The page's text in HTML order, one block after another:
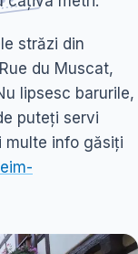
străzi din
du Muscat,
lipsesc barurile,
puteți servi
multe info găsiți